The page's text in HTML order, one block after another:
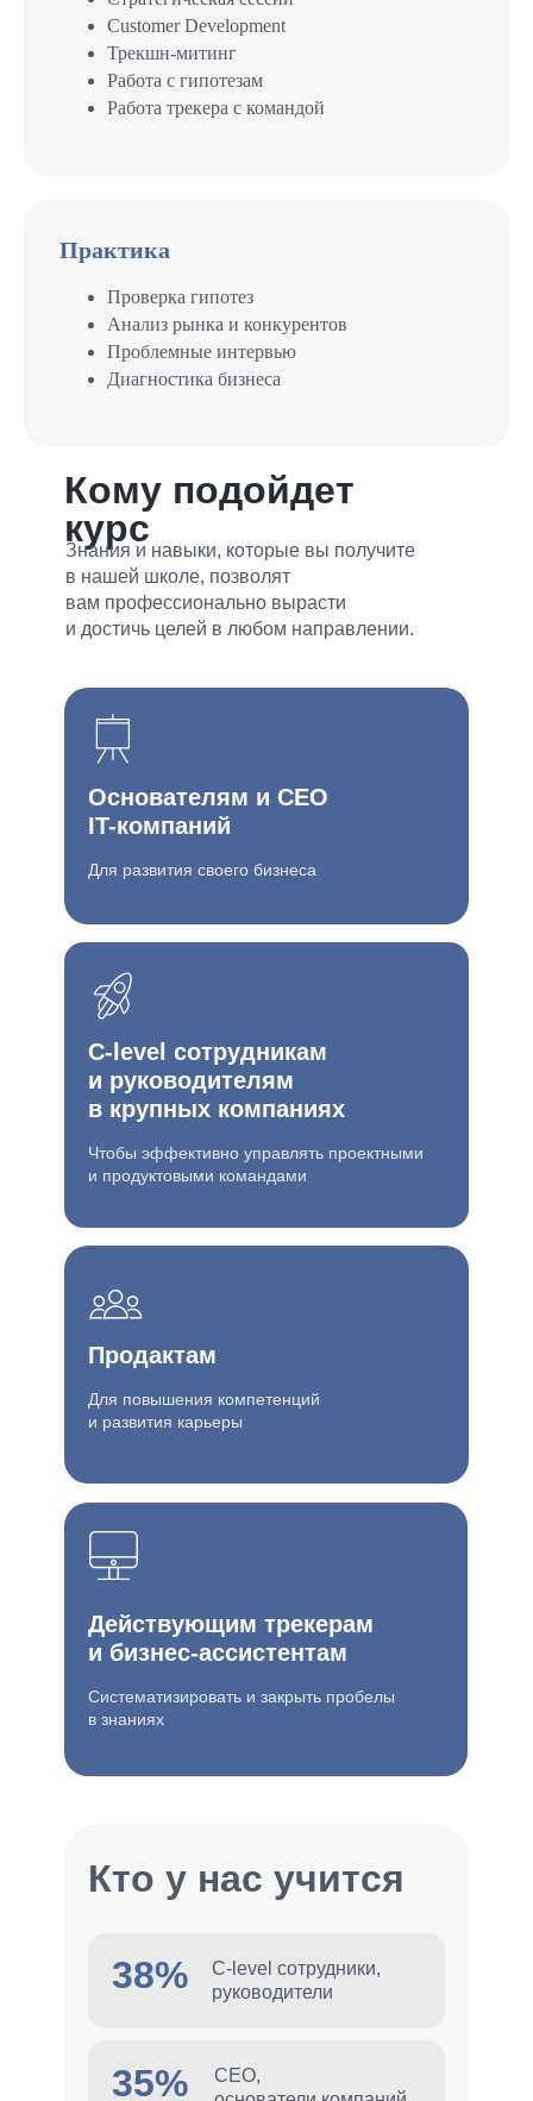
Customer Development
Трекшн-митинг
Работа с гипотезам
Работа трекера с командой
Практика
Проверка гипотез
Анализ рынка и конкурентов
Проблемные интервью
Диагностика бизнеса
Систематизировать и закрыть пробелы
в знаниях
Действующим трекерам
и бизнес-ассистентам
Кому подойдет
курс
Знания и навыки, которые вы получите
в нашей школе, позволят
вам профессионально вырасти
и достичь целей в любом направлении.
С-level сотрудникам
и руководителям
в крупных компаниях
Чтобы эффективно управлять проектными
и продуктовыми командами
Продактам
Для повышения компетенций
и развития карьеры
Основателям и CEO
IT-компаний
Для развития своего бизнеса
Кто у нас учится
38%
35%
СЕО,
C-level сотрудники,
руководители